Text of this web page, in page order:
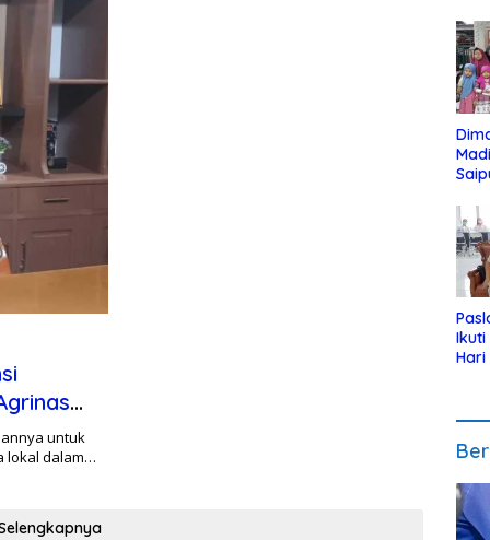
untuk
lokal dalam…
Ikuti
Hari